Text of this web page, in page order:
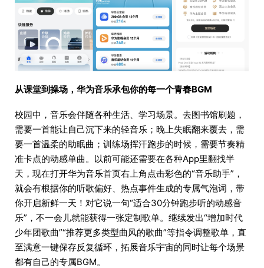
从课堂到操场，华为音乐承包你的每一个青春BGM
校园中，音乐会伴随各种生活、学习场景。去图书馆刷题，
需要一首能让自己沉下来的轻音乐；晚上失眠翻来覆去，需
要一首温柔的助眠曲；训练场挥汗跑步的时候，需要节奏精
准卡点的动感单曲。以前可能还需要在各种App里翻找半
天，现在打开华为音乐首页右上角点击彩色的“音乐助手”，
就会有根据你的听歌偏好、热点事件生成的专属气泡词，带
你开启新鲜一天！对它说一句“适合30分钟跑步听的动感音
乐”，不一会儿就能获得一张定制歌单。继续发出“增加时代
少年团歌曲”“推荐更多类型曲风的歌曲”等指令调整歌单，直
至满意一键保存反复循环，拓展音乐宇宙的同时让每个场景
都有自己的专属BGM。